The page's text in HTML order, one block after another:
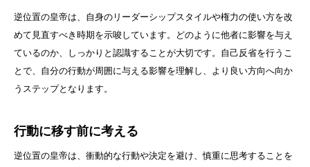
逆位置の皇帝は、自身のリーダーシップスタイルや権力の使い方を改
めて見直すべき時期を示唆しています。どのように他者に影響を与え
ているのか、しっかりと認識することが大切です。自己反省を行うこ
とで、自分の行動が周囲に与える影響を理解し、より良い方向へ向か
うステップとなります。
行動に移す前に考える
逆位置の皇帝は、衝動的な行動や決定を避け、慎重に思考することを